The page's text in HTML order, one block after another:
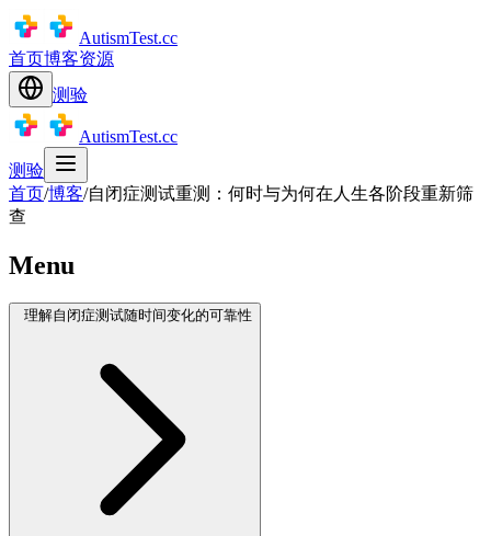
AutismTest.cc
首页博客资源
测验
AutismTest.cc
测验
首页/博客/自闭症测试重测：何时与为何在人生各阶段重新筛
查
Menu
理解自闭症测试随时间变化的可靠性